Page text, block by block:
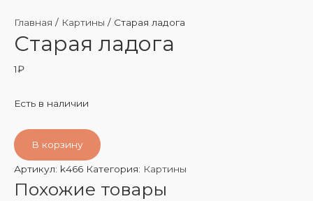
Главная / Картины / Старая ладога
Старая ладога
1₽
Есть в наличии
В корзину
Артикул: k466 Категория: Картины
Похожие товары